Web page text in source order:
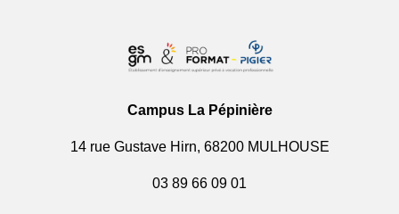
Campus La Pépinière
14 rue Gustave Hirn, 68200 MULHOUSE
03 89 66 09 01